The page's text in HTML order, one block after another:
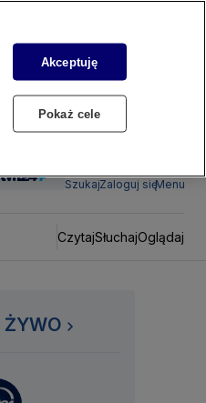
SzukajZaloguj sięMenu
CzytajSłuchajOglądaj
ŻYWO
Akceptuję
Pokaż cele